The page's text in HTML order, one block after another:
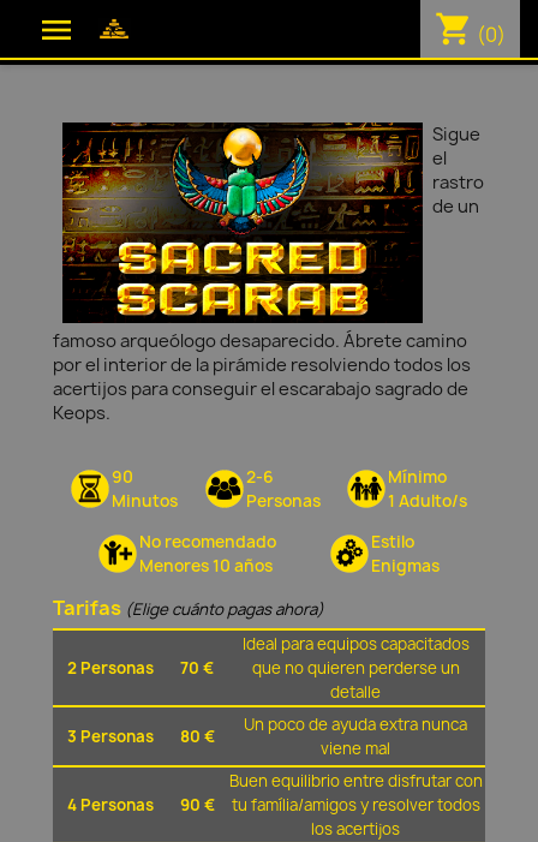
 shopping_cart (0)
Sigue
el
rastro
de un
famoso arqueólogo desaparecido. Ábrete camino
por el interior de la pirámide resolviendo todos los
acertijos para conseguir el escarabajo sagrado de
Keops.
90
Minutos
2-6
Personas
Mínimo
1 Adulto/s
No recomendado
Menores 10 años
Estilo
Enigmas
Tarifas (Elige cuánto pagas ahora)
2 Personas 70 €
Ideal para equipos capacitados
que no quieren perderse un
detalle
3 Personas 80 €
Un poco de ayuda extra nunca
viene mal
4 Personas 90 €
Buen equilibrio entre disfrutar con
tu família/amigos y resolver todos
los acertijos